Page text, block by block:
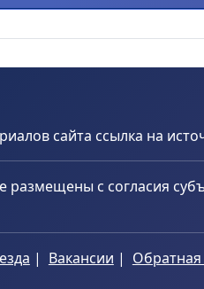
сайта ссылка на
размещены с согласия
| Вакансии | Обратная